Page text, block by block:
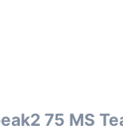
75 MS